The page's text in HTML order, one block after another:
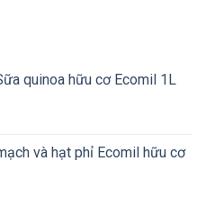
1,020,000 VND
quinoa hữu cơ Ecomil 1L
và hạt phỉ Ecomil hữu cơ